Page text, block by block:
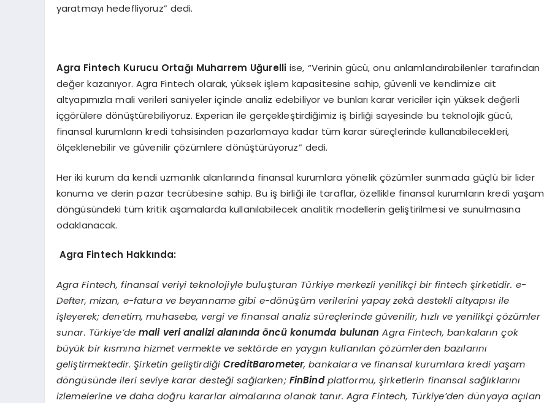
yaratmayı hedefliyoruz” dedi.
Agra Fintech Kurucu Ortağı Muharrem Uğurelli ise, “Verinin gücü, onu anlamlandırabilenler tarafından
değer kazanıyor. Agra Fintech olarak, yüksek işlem kapasitesine sahip, güvenli ve kendimize ait
altyapımızla mali verileri saniyeler içinde analiz edebiliyor ve bunları karar vericiler için yüksek değerli
içgörülere dönüştürebiliyoruz. Experian ile gerçekleştirdiğimiz iş birliği sayesinde bu teknolojik gücü,
finansal kurumların kredi tahsisinden pazarlamaya kadar tüm karar süreçlerinde kullanabilecekleri,
ölçeklenebilir ve güvenilir çözümlere dönüştürüyoruz” dedi.
Her iki kurum da kendi uzmanlık alanlarında finansal kurumlara yönelik çözümler sunmada güçlü bir lider
konuma ve derin pazar tecrübesine sahip. Bu iş birliği ile taraflar, özellikle finansal kurumların kredi yaşam
döngüsündeki tüm kritik aşamalarda kullanılabilecek analitik modellerin geliştirilmesi ve sunulmasına
odaklanacak.
Agra Fintech Hakkında:
Agra Fintech, finansal veriyi teknolojiyle buluşturan Türkiye merkezli yenilikçi bir fintech şirketidir. e-
Defter, mizan, e-fatura ve beyanname gibi e-dönüşüm verilerini yapay zekâ destekli altyapısı ile
işleyerek; denetim, muhasebe, vergi ve finansal analiz süreçlerinde güvenilir, hızlı ve yenilikçi çözümler
sunar. Türkiye’de mali veri analizi alanındaöncü konumda bulunan Agra Fintech, bankaların çok
büyük bir kısmına hizmet vermekte ve sektörde en yaygın kullanılan çözümlerden bazılarını
geliştirmektedir. Şirketin geliştirdiğiCreditBarometer, bankalara ve finansal kurumlara kredi yaşam
döngüsünde ileri seviye karar desteği sağlarken; FinBindplatformu, şirketlerin finansal sağlıklarını
izlemelerine ve daha doğru kararlar almalarına olanak tanır. Agra Fintech, Türkiye’den dünyaya açılan